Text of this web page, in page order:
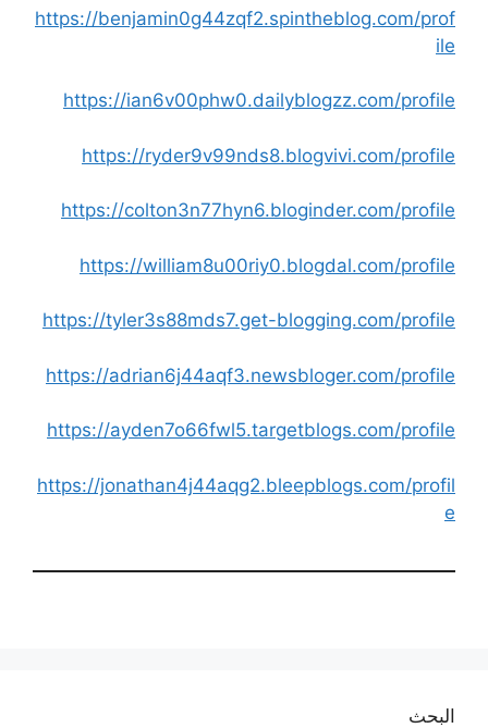
https://benjamin0g44zqf2.spintheblog.com/prof
ile
https://ian6v00phw0.dailyblogzz.com/profile
https://ryder9v99nds8.blogvivi.com/profile
https://colton3n77hyn6.bloginder.com/profile
https://william8u00riy0.blogdal.com/profile
https://tyler3s88mds7.get-blogging.com/profile
https://adrian6j44aqf3.newsbloger.com/profile
https://ayden7o66fwl5.targetblogs.com/profile
https://jonathan4j44aqg2.bleepblogs.com/profil
e
البحث